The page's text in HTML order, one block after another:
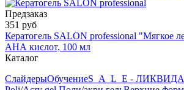
Предзаказ
351 руб
Кератогель SALON professional "Мягкое
АНА кислот, 100 мл
Каталог
СлайдерыОбучениеS_A_L_E -